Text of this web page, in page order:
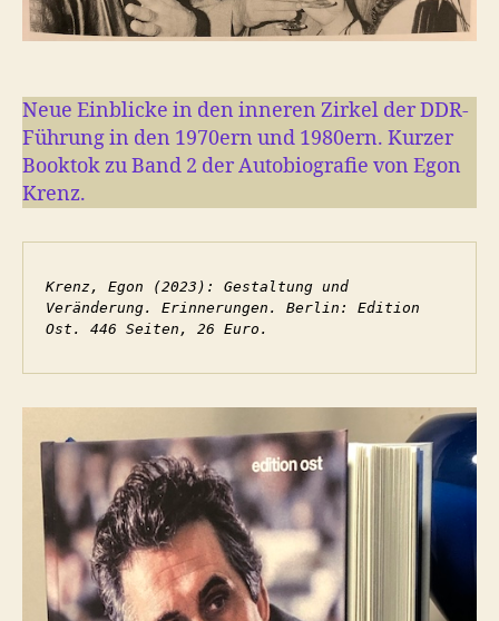
Neue Einblicke in den inneren Zirkel der DDR-
Führung in den 1970ern und 1980ern. Kurzer
Booktok zu Band 2 der Autobiografie von Egon
Krenz.
Krenz, Egon (2023): Gestaltung und
Veränderung. Erinnerungen. Berlin: Edition
Ost. 446 Seiten, 26 Euro.